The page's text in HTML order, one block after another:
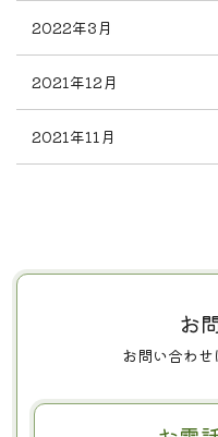
2022年3月
2021年12月
2021年11月
お
お問い合わせ